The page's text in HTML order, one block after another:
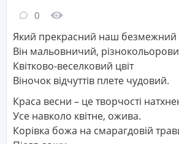
Кількість коментарів:
0 Кількість переглядів:
Який прекрасний наш безмежний
Він мальовничий,
Квітково-веселковий цвіт
Віночок відчуттів плете чудовий.
Краса весни – це творчості
Усе навколо квітне, ожива.
Корівка божа на смарагдовій